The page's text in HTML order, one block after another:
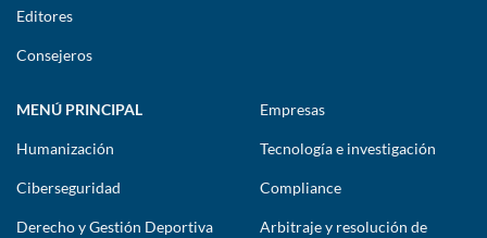
Editores
Consejeros
MENÚ PRINCIPAL
Humanización
Ciberseguridad
Derecho y Gestión Deportiva
Empresas
Tecnología e investigación
Compliance
Arbitraje y resolución de